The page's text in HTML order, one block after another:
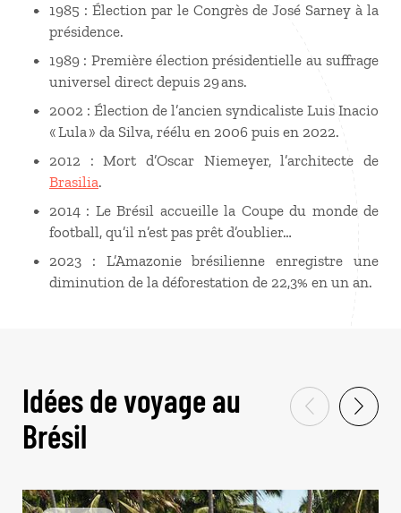
1985 : Élection par le Congrès de José Sarney à la
présidence.
1989 : Première élection présidentielle au suffrage
universel direct depuis 29 ans.
2002 : Élection de l’ancien syndicaliste Luis Inacio
« Lula » da Silva, réélu en 2006 puis en 2022.
2012 : Mort d’Oscar Niemeyer, l’architecte de
Brasilia.
2014 : Le Brésil accueille la Coupe du monde de
football, qu’il n’est pas prêt d’oublier…
2023 : L’Amazonie brésilienne enregistre une
diminution de la déforestation de 22,3% en un an.
Idées de voyage au
Brésil